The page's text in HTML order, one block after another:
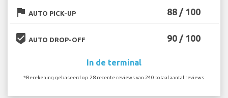
flag AUTO PICK-UP 88 / 100
beenhere AUTO DROP-OFF 90 / 100
In de terminal
*Berekening gebaseerd op 28 recente reviews van 240 totaal aantal reviews.